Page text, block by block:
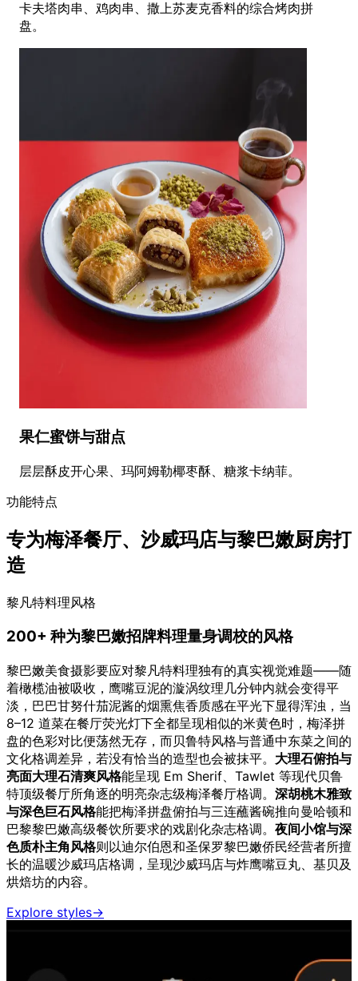
卡夫塔肉串、鸡肉串、撒上苏麦克香料的综合烤肉拼
盘。
果仁蜜饼与甜点
层层酥皮开心果、玛阿姆勒椰枣酥、糖浆卡纳菲。
功能特点
专为梅泽餐厅、沙威玛店与黎巴嫩厨房打
造
黎凡特料理风格
200+ 种为黎巴嫩招牌料理量身调校的风格
黎巴嫩美食摄影要应对黎凡特料理独有的真实视觉难题——随
着橄榄油被吸收，鹰嘴豆泥的漩涡纹理几分钟内就会变得平
淡，巴巴甘努什茄泥酱的烟熏焦香质感在平光下显得浑浊，当
8–12 道菜在餐厅荧光灯下全都呈现相似的米黄色时，梅泽拼
盘的色彩对比便荡然无存，而贝鲁特风格与普通中东菜之间的
文化格调差异，若没有恰当的造型也会被抹平。 大理石俯拍与
亮面大理石清爽风格能呈现 Em Sherif、Tawlet 等现代贝鲁
特顶级餐厅所角逐的明亮杂志级梅泽餐厅格调。 深胡桃木雅致
与深色巨石风格能把梅泽拼盘俯拍与三连蘸酱碗推向曼哈顿和
巴黎黎巴嫩高级餐饮所要求的戏剧化杂志格调。 夜间小馆与深
色质朴主角风格则以迪尔伯恩和圣保罗黎巴嫩侨民经营者所擅
长的温暖沙威玛店格调，呈现沙威玛店与炸鹰嘴豆丸、基贝及
烘焙坊的内容。
Explore styles→